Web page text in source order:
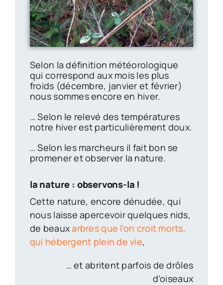
Selon la définition météorologique
qui correspond aux mois les plus
froids (décembre, janvier et février)
nous sommes encore en hiver.
… Selon le relevé des températures
notre hiver est particulièrement doux.
… Selon les marcheurs il fait bon se
promener et observer la nature.
la nature : observons-la !
Cette nature, encore dénudée, qui
nous laisse apercevoir quelques nids,
de beauxarbres que l’on croit morts,
qui hébergent plein de vie,
… et abritent parfois de drôles
d’oiseaux